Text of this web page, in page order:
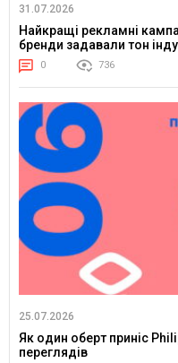
31.07.2026
Найкращі рекламні
бренди задавали тон
0 736
25.07.2026
Як один оберт приніс
переглядів